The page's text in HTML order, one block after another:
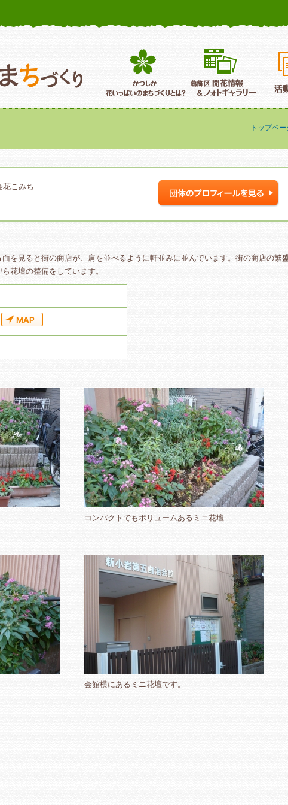
かつしか花いっぱいのまちづくり葛飾区花いっぱいのまちづく
葛飾
トップペー
花こみち
を見ると街の商店が、肩を並べるように軒並みに並んでいます。街の商店の繁
花壇の整備をしています。
コンパクトでもボリュームあるミニ花壇
会館横にあるミニ花壇です。